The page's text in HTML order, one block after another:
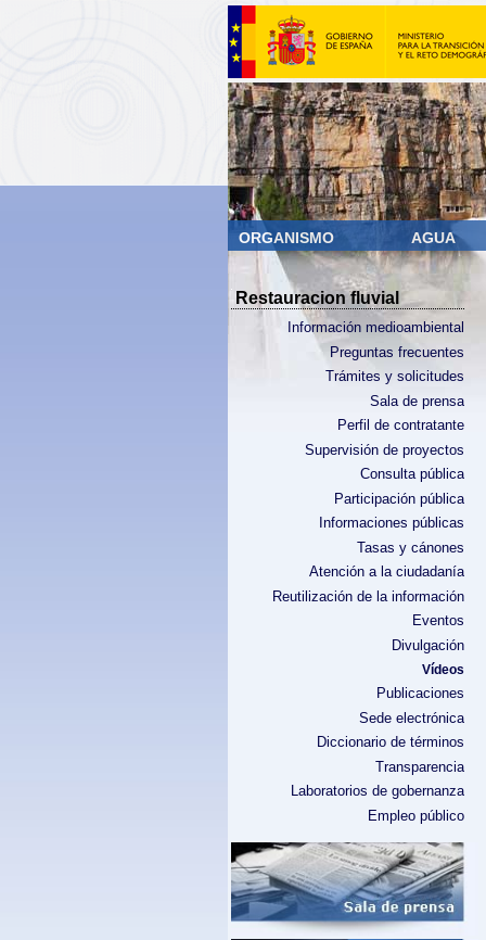
ORGANISMO AGUA
Restauracion fluvial
Información medioambiental
Preguntas frecuentes
Trámites y solicitudes
Sala de prensa
Perfil de contratante
Supervisión de proyectos
Consulta pública
Participación pública
Informaciones públicas
Tasas y cánones
Atención a la ciudadanía
Reutilización de la información
Eventos
Divulgación
Vídeos
Publicaciones
Sede electrónica
Diccionario de términos
Transparencia
Laboratorios de gobernanza
Empleo público